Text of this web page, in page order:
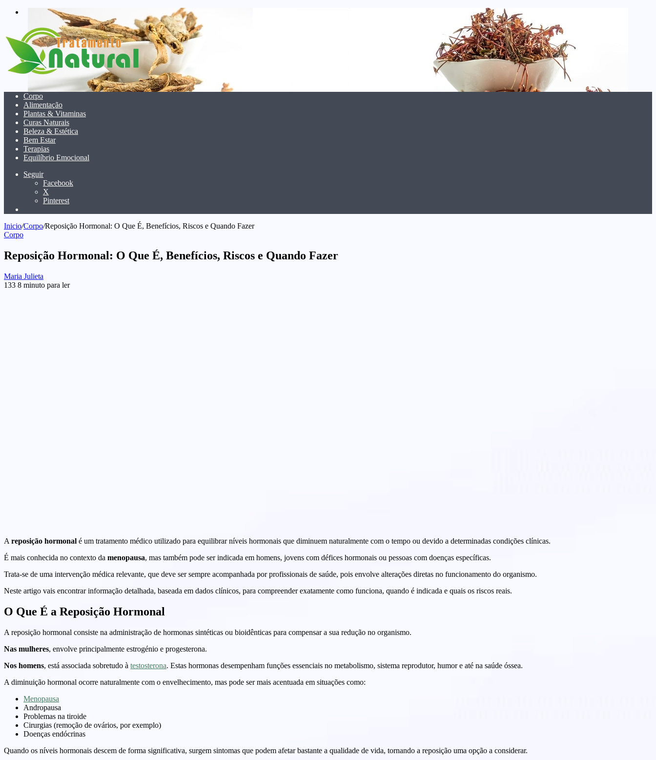
Corpo
Alimentação
Plantas & Vitaminas
Curas Naturais
Beleza & Estética
Bem Estar
Terapias
Equilíbrio Emocional
Seguir
Facebook
X
Pinterest
Inicio/Corpo/Reposição Hormonal: O Que É, Benefícios, Riscos e Quando Fazer
Corpo
Reposição Hormonal: O Que É, Benefícios, Riscos e Quando Fazer
Maria Julieta
an
133 8 minuto para ler
A reposição hormonal é um tratamento médico utilizado para equilibrar níveis hormonais que diminuem naturalmente com o tempo ou devido a determinadas condições clínicas.
É mais conhecida no contexto da menopausa, mas também pode ser indicada em homens, jovens com défices hormonais ou pessoas com doenças específicas.
Trata-se de uma intervenção médica relevante, que deve ser sempre acompanhada por profissionais de saúde, pois envolve alterações diretas no funcionamento do organismo.
Neste artigo vais encontrar informação detalhada, baseada em dados clínicos, para compreender exatamente como funciona, quando é indicada e quais os riscos reais.
O Que É a Reposição Hormonal
A reposição hormonal consiste na administração de hormonas sintéticas ou bioidênticas para compensar a sua redução no organismo.
Nas mulheres, envolve principalmente estrogénio e progesterona.
Nos homens, está associada sobretudo à testosterona. Estas hormonas desempenham funções essenciais no metabolismo, sistema reprodutor, humor e até na saúde óssea.
A diminuição hormonal ocorre naturalmente com o envelhecimento, mas pode ser mais acentuada em situações como:
Menopausa
Andropausa
Problemas na tiroide
Cirurgias (remoção de ovários, por exemplo)
Doenças endócrinas
Quando os níveis hormonais descem de forma significativa, surgem sintomas que podem afetar bastante a qualidade de vida, tornando a reposição uma opção a considerar.